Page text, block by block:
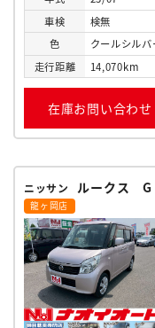
車検
検無
色
クールシル
走行距離 14,070km
在庫お問い合わせ
ニッサン ルークス G
龍ヶ岡店